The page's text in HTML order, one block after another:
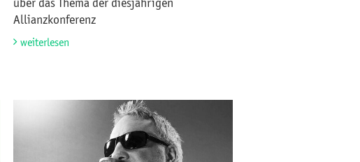
über das Thema der diesjährigen
Allianzkonferenz
weiterlesen